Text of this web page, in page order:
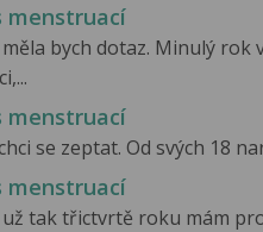
menstruací
bych dotaz. Minulý
menstruací
se zeptat. Od svých 18
menstruací
tak třictvrtě roku mám